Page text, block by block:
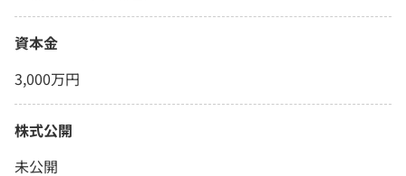
資本金
3,000万円
株式公開
未公開